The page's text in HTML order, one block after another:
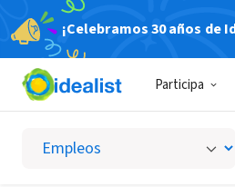
¡Celebramos 30 años de
Participa